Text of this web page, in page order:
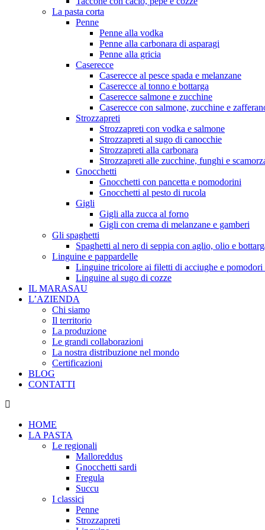
La pasta corta
Penne
Penne alla vodka
Penne alla carbonara di asparagi
Penne alla gricia
Caserecce
Caserecce al pesce spada e melanzane
Caserecce al tonno e bottarga
Caserecce salmone e zucchine
Caserecce con salmone, zucchine e
Strozzapreti
Strozzapreti con vodka e salmone
Strozzapreti al sugo di canocchie
Strozzapreti alla carbonara
Strozzapreti alle zucchine, funghi e
Gnocchetti
Gnocchetti con pancetta e pomodorini
Gnocchetti al pesto di rucola
Gigli
Gigli alla zucca al forno
Gigli con crema di melanzane e gamberi
Gli spaghetti
Spaghetti al nero di seppia con aglio, olio e
Linguine e pappardelle
Linguine tricolore ai filetti di acciughe e pomodori
Linguine al sugo di cozze
IL MARASAU
L’AZIENDA
Chi siamo
Il territorio
La produzione
Le grandi collaborazioni
La nostra distribuzione nel mondo
Certificazioni
BLOG
CONTATTI
HOME
LA PASTA
Le regionali
Malloreddus
Gnocchetti sardi
Fregula
Succu
I classici
Penne
Strozzapreti